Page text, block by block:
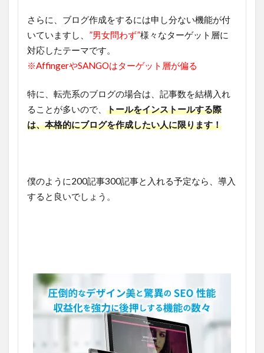
さらに、ブログ作成をするには申し分ない機能が付
いていますし、 ”男女問わず”様々なターゲット層に
対応したテーマです。
※AffingerやSANGOはターゲット層が偏る
特に、転売系のブログの場合は、記事数を結構入れ
ることが多いので、 トールをインストールする際
は、本格的にブログを作成したい人に限ります！
僕のように200記事300記事と入れる予定なら、導入
すると良いでしょう。